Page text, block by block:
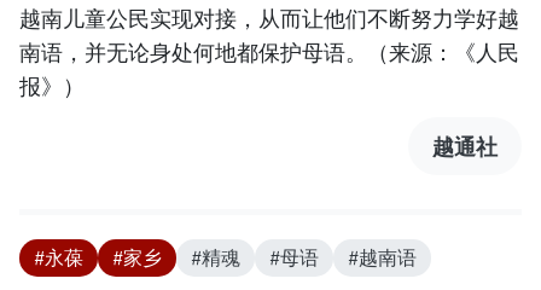
越南儿童公民实现对接，从而让他们不断努力学好越
南语，并无论身处何地都保护母语。（来源：《人民
报》）
越通社
#永葆 #家乡 #精魂 #母语 #越南语